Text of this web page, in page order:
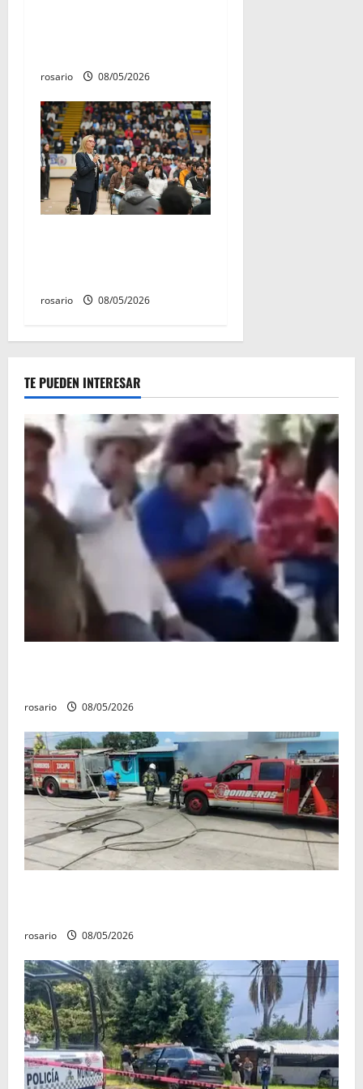
rosario 08/05/2026
rosario 08/05/2026
TE PUEDEN INTERESAR
rosario 08/05/2026
rosario 08/05/2026